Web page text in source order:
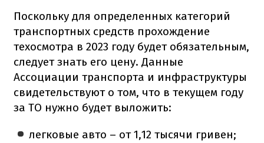
Поскольку для определенных категорий
транспортных средств прохождение
техосмотра в 2023 году будет обязательным,
следует знать его цену. Данные
Ассоциации транспорта и инфраструктуры
свидетельствуют о том, что в текущем году
за ТО нужно будет выложить:
легковые авто – от 1,12 тысячи гривен;